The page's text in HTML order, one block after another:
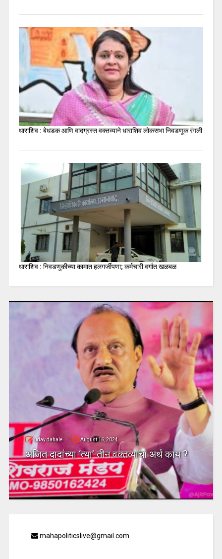
धाराशिव : बेधडक आणि वादग्रस्त वक्तव्याने धाराशिव लोकसभा निवडणूक रंगली
धाराशिव : निवडणुकीच्या कामात हलगर्जीपणा; कर्मचारी वर्गात खळबळ
uday dahale August 16, 2024
अजित दादांच्या ‘त्या’ तीन वक्तव्यांचा अर्थ काय ?
mahapoliticslive@gmail.com